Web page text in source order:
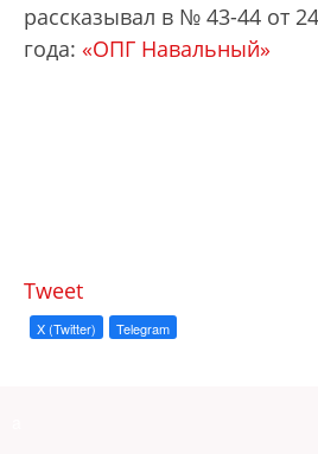
рассказывал в № 43-44 от
года: «ОПГ Навальный»
Tweet
X (Twitter) Telegram